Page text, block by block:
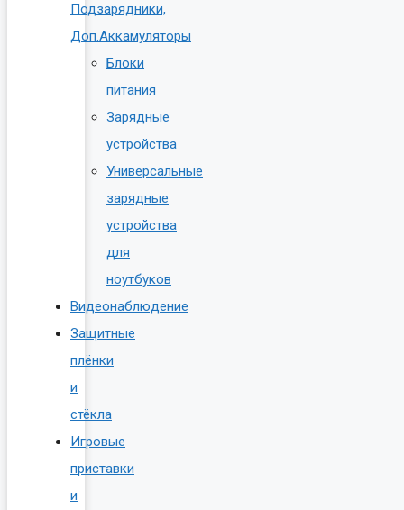
Подзарядники,
Доп.Аккамуляторы
Блоки
питания
Зарядные
устройства
Универсальные
зарядные
устройства
для
ноутбуков
Видеонаблюдение
Защитные
плёнки
и
стёкла
Игровые
приставки
и